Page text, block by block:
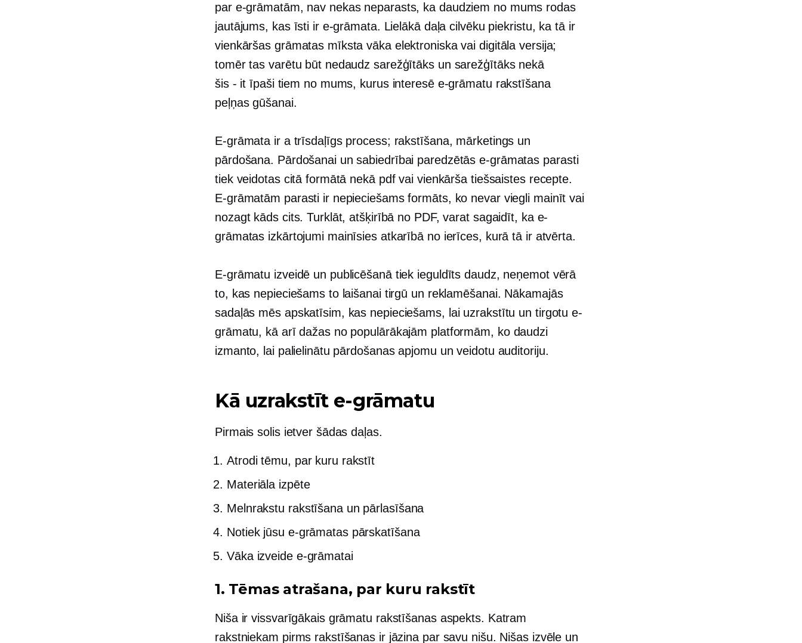
par e-grāmatām, nav nekas neparasts, ka daudziem no mums rodas
jautājums, kas īsti ir e-grāmata. Lielākā daļa cilvēku piekristu, ka tā ir
vienkāršas grāmatas mīksta vāka elektroniska vai digitāla versija;
tomēr tas varētu būt nedaudz sarežģītāks un sarežģītāks nekā
šis - it īpašitiem no mums, kurus interesē e-grāmatu rakstīšana
peļņas gūšanai.
E-grāmata ir a trīsdaļīgsprocess; rakstīšana, mārketings un
pārdošana. Pārdošanai un sabiedrībai paredzētās e-grāmatas parasti
tiek veidotas citā formātā nekā pdf vai vienkārša tiešsaistes recepte.
E-grāmatām parasti ir nepieciešams formāts, ko nevar viegli mainīt vai
nozagt kāds cits. Turklāt, atšķirībā no PDF, varat sagaidīt, ka e-
grāmatas izkārtojumi mainīsies atkarībā no ierīces, kurā tā ir atvērta.
E-grāmatu izveidē un publicēšanā tiek ieguldīts daudz, neņemot vērā
to, kas nepieciešams to laišanai tirgū un reklamēšanai. Nākamajās
sadaļās mēs apskatīsim, kas nepieciešams, lai uzrakstītu un tirgotu e-
grāmatu, kā arī dažas no populārākajām platformām, ko daudzi
izmanto, lai palielinātu pārdošanas apjomu un veidotu auditoriju.
Kā uzrakstīt e-grāmatu
Pirmais solis ietver šādas daļas.
Atrodi tēmu, par kuru rakstīt
Materiāla izpēte
Melnrakstu rakstīšana un pārlasīšana
Notiek jūsu e-grāmatas pārskatīšana
Vāka izveide e-grāmatai
1. Tēmas atrašana, par kuru rakstīt
Niša ir vissvarīgākais grāmatu rakstīšanas aspekts. Katram
rakstniekam pirms rakstīšanas ir jāzina par savu nišu. Nišas izvēle un